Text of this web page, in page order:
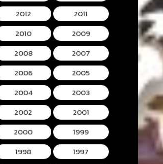
(2026) ห้อง
วิญญาณ
Mortal Kombat II
(2026) มอร์ทัล คอม
แบท 2
Lee
Mummy
โครนิน เดอ
2012
2011
2010
2009
2008
2007
2006
2005
2004
2003
2002
2001
2000
1999
1998
1997